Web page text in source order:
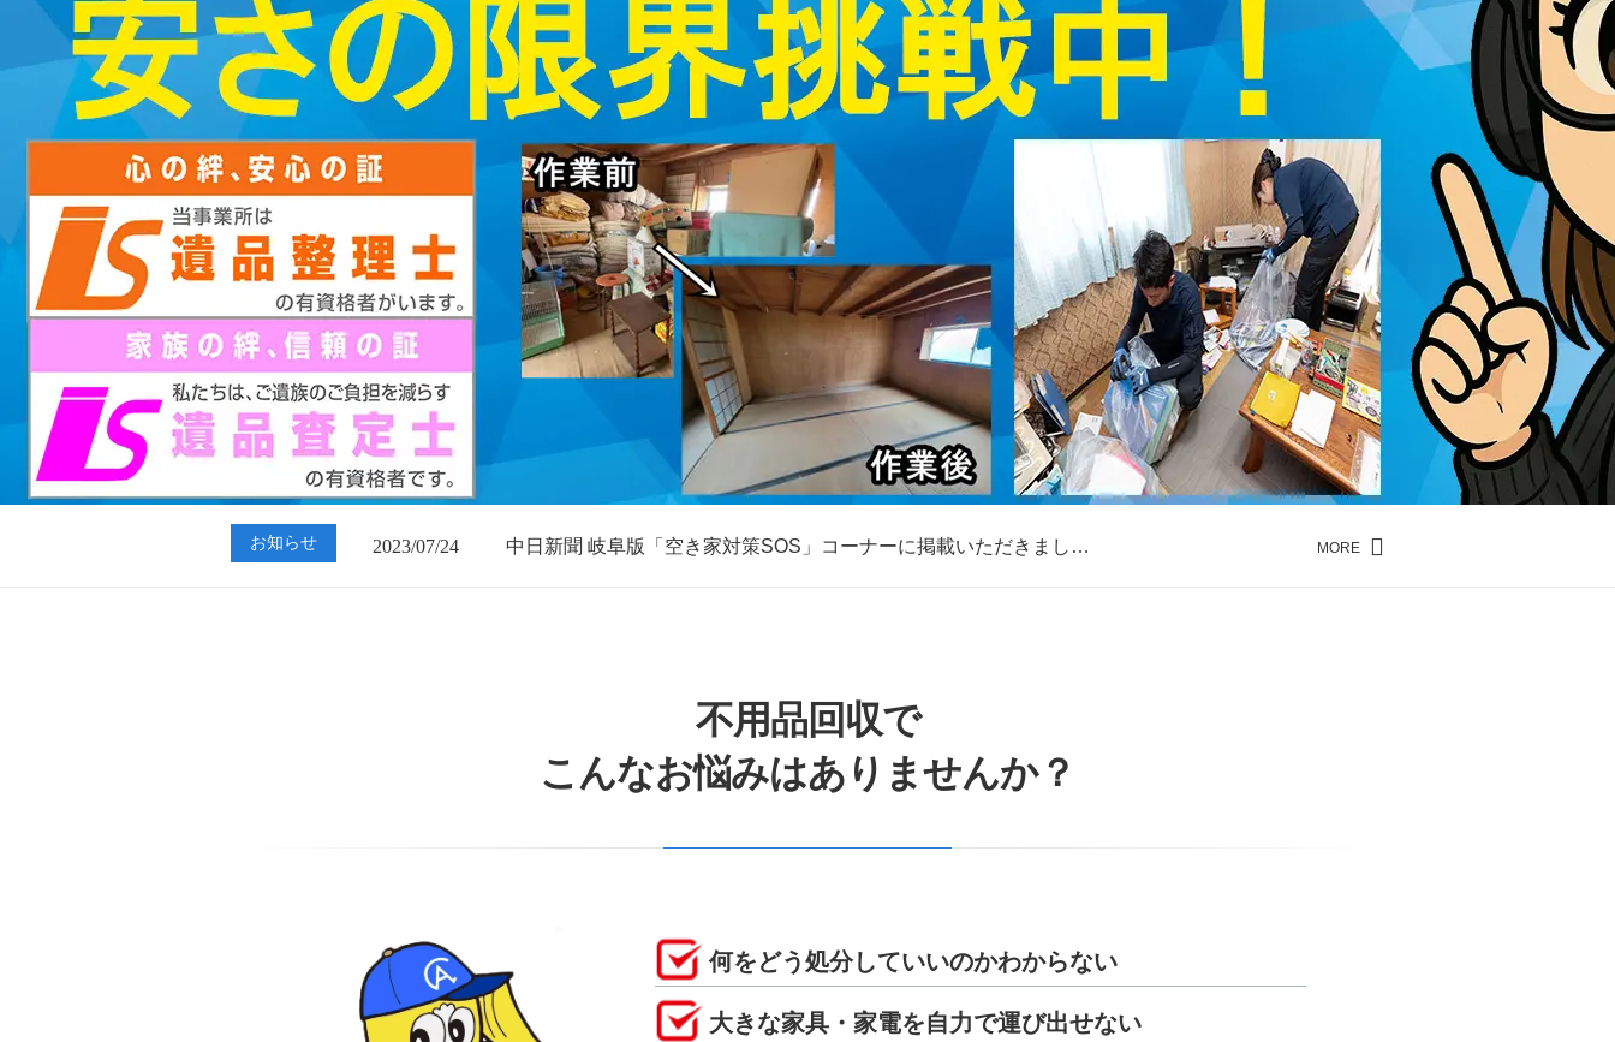
お知らせ
2023/01/12
買取・片付けのアイワクリーン
2023/07/24
中日新聞 岐阜版「空き家対策SOS」コーナーに掲載いただきまし…
2023/01/12
買取・片付けのアイワクリーン
MORE
不用品回収で
こんなお悩みはありませんか？
何をどう処分していいのかわからない
大きな家具・家電を自力で運び出せない